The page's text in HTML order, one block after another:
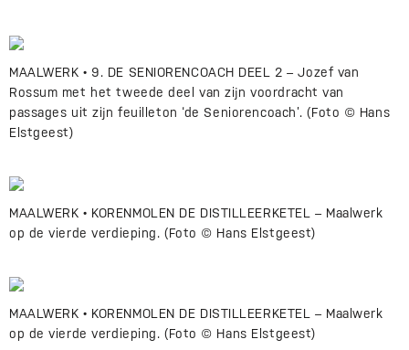
MAALWERK • 9. DE SENIORENCOACH DEEL 2 – Jozef van
Rossum met het tweede deel van zijn voordracht van
passages uit zijn feuilleton ‘de Seniorencoach’. (Foto © Hans
Elstgeest)
MAALWERK • KORENMOLEN DE DISTILLEERKETEL – Maalwerk
op de vierde verdieping. (Foto © Hans Elstgeest)
MAALWERK • KORENMOLEN DE DISTILLEERKETEL – Maalwerk
op de vierde verdieping. (Foto © Hans Elstgeest)